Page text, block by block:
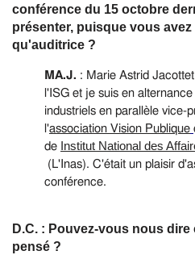
conférence du 15 octobre
présenter, puisque vous
qu'auditrice ?
MA.J. : Marie Astrid
l'ISG et je suis en
industriels en parallèle vice-
l'association Vision Publique
de Institut National des
(L'Inas). C'était un plaisir
conférence.
D.C. : Pouvez-vous nous
pensé ?